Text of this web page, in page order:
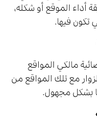
أداء الموقع أو شكله،
تكون فيها.
مالكي المواقع
مع تلك المواقع من
بشكل مجهول.